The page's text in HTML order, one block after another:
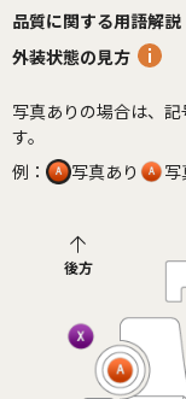
品質に関する用語解説
外装状態の見方
写真ありの場合は、
す。
例：
写真あり 写
後方